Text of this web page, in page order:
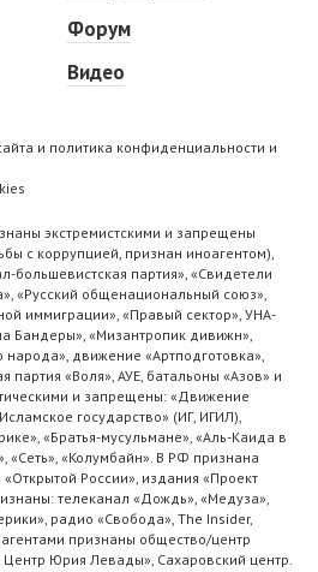
Форум
Видео
и политика конфиденциальности и
экстремистскими и запрещены
с коррупцией, признан иноагентом),
большевистская партия», «Свидетели
«Русский общенациональный союз»,
иммиграции», «Правый сектор», УНА-
Бандеры», «Мизантропик дивижн»,
движение «Артподготовка»,
партия «Воля», АУЕ, батальоны «Азов» и
и запрещены: «Движение
государство» (ИГ, ИГИЛ),
«Братья-мусульмане», «Аль-Каида в
«Сеть», «Колумбайн». В РФ признана
России», издания «Проект
телеканал «Дождь», «Медуза»,
радио «Свобода», The Insider,
признаны общество/центр
Юрия Левады», Сахаровский центр.